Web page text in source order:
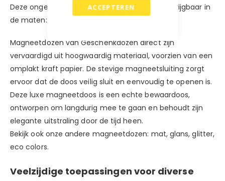
ACCEPTEREN
Deze ongelamineerde magneetdozen zijn verkrijgbaar in
de maten: 10x10x10 cm en 22x22x22 cm
Magneetdozen van Geschenkdozen direct zijn
vervaardigd uit hoogwaardig materiaal, voorzien van een
omplakt kraft papier. De stevige magneetsluiting zorgt
ervoor dat de doos veilig sluit en eenvoudig te openen is.
Deze luxe magneetdoos is een echte bewaardoos,
ontworpen om langdurig mee te gaan en behoudt zijn
elegante uitstraling door de tijd heen.
Bekijk ook onze andere magneetdozen: mat, glans,glitter,
eco colors.
Veelzijdige toepassingen voor diverse